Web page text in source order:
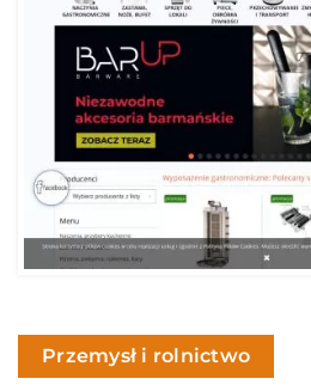
Przemysł i rolnictwo